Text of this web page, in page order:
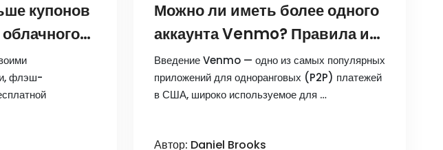
купонов
по
）
флэш-
Можно ли иметь более одного
аккаунта Venmo? Правила и
безопасная настройка
Введение Venmo — одно из самых популярных
приложений для одноранговых (P2P) платежей
в США, широко используемое для …
Автор: Daniel Brooks